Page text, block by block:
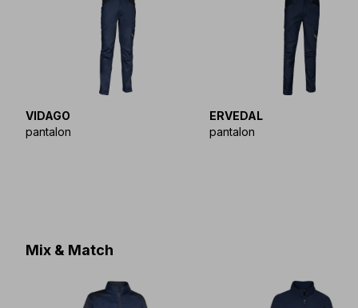
VIDAGO
pantalon
ERVEDAL
pantalon
Mix & Match